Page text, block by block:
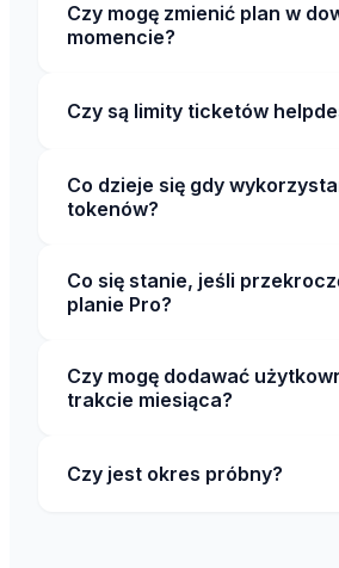
Czy mogę zmienić plan w
momencie?
Czy są limity ticketów
Co dzieje się gdy
tokenów?
Co się stanie, jeśli
planie Pro?
Czy mogę dodawać
trakcie miesiąca?
Czy jest okres próbny?